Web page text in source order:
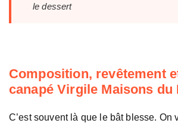
le dessert
Composition, revêtement
canapé Virgile Maisons du
C’est souvent là que le bât blesse. On